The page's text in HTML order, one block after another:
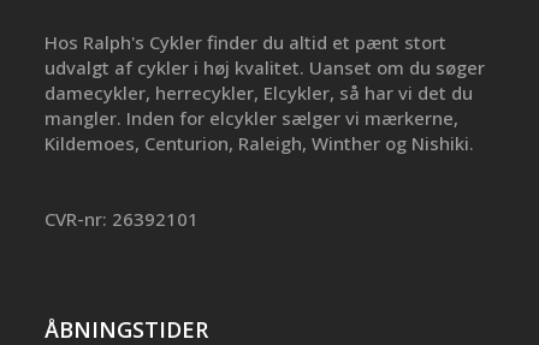
Hos Ralph's Cykler finder du altid et pænt stort
udvalgt af cykler i høj kvalitet. Uanset om du søger
damecykler, herrecykler, Elcykler, så har vi det du
mangler. Inden for elcykler sælger vi mærkerne,
Kildemoes, Centurion, Raleigh, Winther og Nishiki.
CVR-nr: 26392101
ÅBNINGSTIDER